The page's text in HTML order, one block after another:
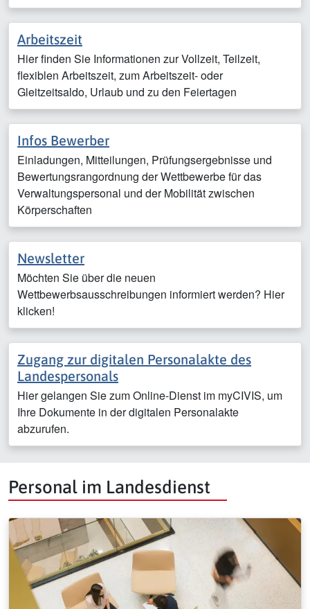
Arbeitszeit
Hier finden Sie Informationen zur Vollzeit, Teilzeit,
flexiblen Arbeitszeit, zum Arbeitszeit- oder
Gleitzeitsaldo, Urlaub und zu den Feiertagen
Infos Bewerber
Einladungen, Mitteilungen, Prüfungsergebnisse und
Bewertungsrangordnung der Wettbewerbe für das
Verwaltungspersonal und der Mobilität zwischen
Körperschaften
Newsletter
Möchten Sie über die neuen
Wettbewerbsausschreibungen informiert werden? Hier
klicken!
Zugang zur digitalen Personalakte des
Landespersonals
Hier gelangen Sie zum Online-Dienst im myCIVIS, um
Ihre Dokumente in der digitalen Personalakte
abzurufen.
Personal im Landesdienst